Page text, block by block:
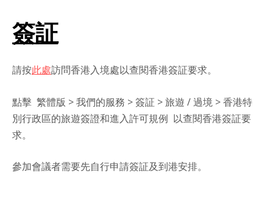
簽証
請按此處訪問香港入境處以查閱香港簽証要求。
點擊 繁體版 > 我們的服務 > 簽証 > 旅遊 / 過境 > 香港特
別行政區的旅遊簽證和進入許可規例 以查閱香港簽証要
求。
參加會議者需要先自行申請簽証及到港安排。